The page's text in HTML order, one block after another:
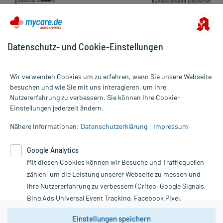
Alle Preise gelten inkl. MwSt., ggf. zzgl. Versandkosten
Informationen auf dieser Website werden ausschließlich für
die Untersuchung und Behandlung durch einen Arzt. Bitte
Therapien eingeleitet werden können. | Diese Webseite benutzt
Google Analytics. Lesen Sie bitte dazu die wichtigen Hinweise in
unserer Datenschutzerklärung. Für den Widerruf einer Bestellung
nutzen Sie das Formular:
Vertrag widerrufen
Datenschutz- und Cookie-Einstellungen
Wir verwenden Cookies um zu erfahren, wann Sie unsere Webseite
besuchen und wie Sie mit uns interagieren, um Ihre
Nutzererfahrung zu verbessern. Sie können Ihre Cookie-
Einstellungen jederzeit ändern.
Nähere Informationen: Datenschutzerklärung Impressum
Google Analytics
Mit diesen Cookies können wir Besuche und Trafficquellen
zählen, um die Leistung unserer Webseite zu messen und
Ihre Nutzererfahrung zu verbessern (Criteo, Google Signals,
Bing Ads Universal Event Tracking, Facebook Pixel,
Youtube-Social Plugin).
Einstellungen speichern